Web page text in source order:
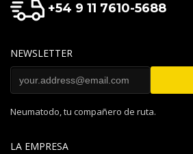
+54 9 11 7610-5688
NEWSLETTER
Neumatodo, tu compañero de ruta.
LA EMPRESA